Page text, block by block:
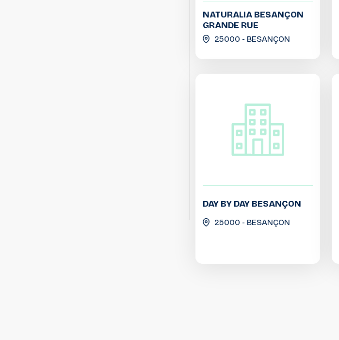
NATURALIA BESANÇON
GRANDE RUE
25000 - BESANÇON
DAY BY DAY BESANÇON
25000 - BESANÇON